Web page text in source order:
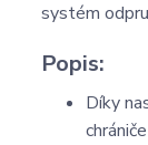
systém
Popis:
Díky